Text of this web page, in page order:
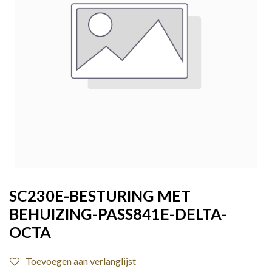
SC230E-BESTURING MET
BEHUIZING-PASS841E-DELTA-
OCTA
Toevoegen aan verlanglijst